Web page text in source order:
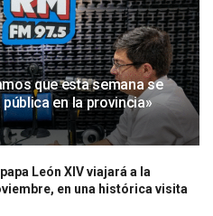
que esta semana se
en la provincia»
León XIV viajará a la
en una histórica visita